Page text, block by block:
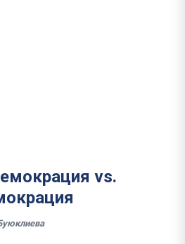
vs.